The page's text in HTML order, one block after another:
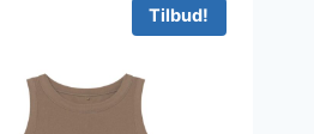
Tilbud!